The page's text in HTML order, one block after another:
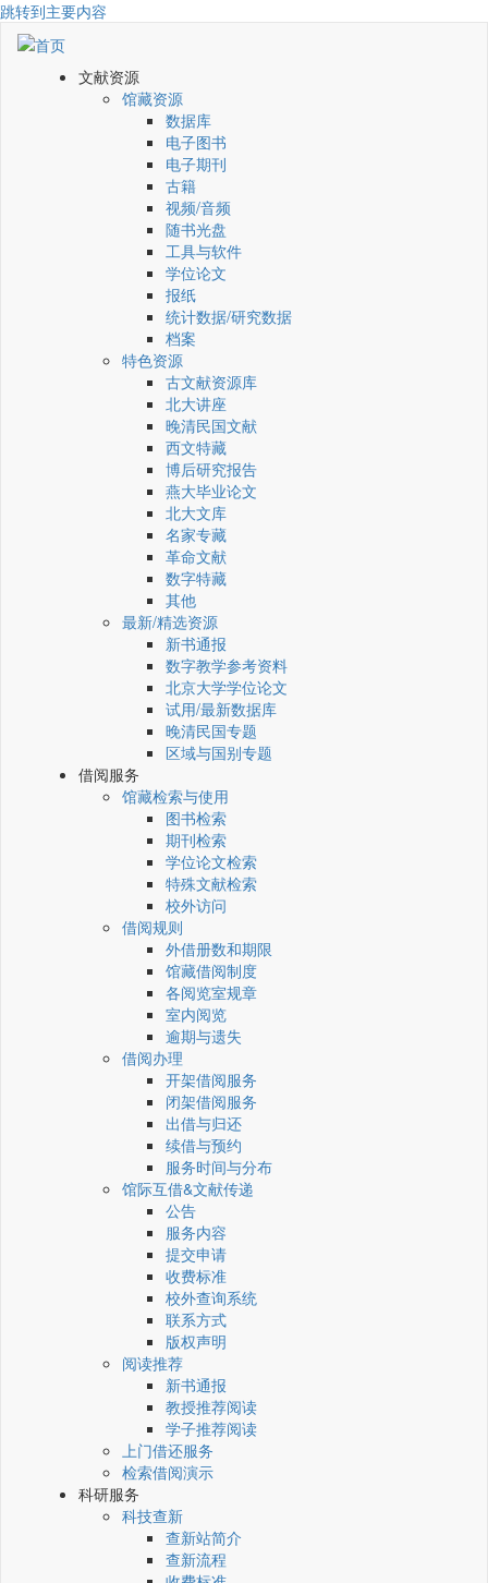
跳转到主要内容
文献资源
馆藏资源
数据库
电子图书
电子期刊
古籍
视频/音频
随书光盘
工具与软件
学位论文
报纸
统计数据/研究数据
档案
特色资源
古文献资源库
北大讲座
晚清民国文献
西文特藏
博后研究报告
燕大毕业论文
北大文库
名家专藏
革命文献
数字特藏
其他
最新/精选资源
新书通报
数字教学参考资料
北京大学学位论文
试用/最新数据库
晚清民国专题
区域与国别专题
借阅服务
馆藏检索与使用
图书检索
期刊检索
学位论文检索
特殊文献检索
校外访问
借阅规则
外借册数和期限
馆藏借阅制度
各阅览室规章
室内阅览
逾期与遗失
借阅办理
开架借阅服务
闭架借阅服务
出借与归还
续借与预约
服务时间与分布
馆际互借&文献传递
公告
服务内容
提交申请
收费标准
校外查询系统
联系方式
版权声明
阅读推荐
新书通报
教授推荐阅读
学子推荐阅读
上门借还服务
检索借阅演示
科研服务
科技查新
查新站简介
查新流程